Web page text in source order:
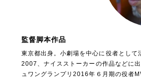
監督脚本作品
東京都出身。小劇場を中心に役者として
2007、ナイスストーカーの作品などに
ュワングランプリ2016年６月期の役者